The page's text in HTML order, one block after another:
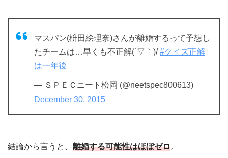
マスパン(枡田絵理奈)さんが離婚するって予想し
たチームは…早くも不正解(´▽｀)/#クイズ正解
は一年後
— ＳＰＥＣニート松岡 (@neetspec800613)
December 30, 2015
結論から言うと、 離婚する可能性はほぼゼロ。